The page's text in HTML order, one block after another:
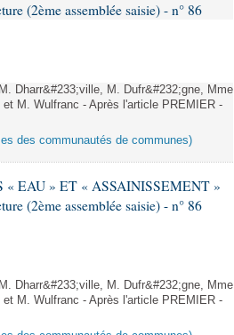
(2ème assemblée saisie) - n° 86
Dharr&#233;ville, M. Dufr&#232;gne, Mme
M. Wulfranc - Après l'article PREMIER -
des communautés de communes)
« EAU » ET « ASSAINISSEMENT »
(2ème assemblée saisie) - n° 86
Dharr&#233;ville, M. Dufr&#232;gne, Mme
M. Wulfranc - Après l'article PREMIER -